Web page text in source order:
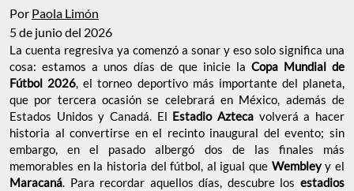
Por Paola Limón
5 de junio del 2026
La cuenta regresiva ya comenzó a sonar y eso solo significa una
cosa: estamos a unos días de que inicie la Copa Mundial de
Fútbol 2026, el torneo deportivo más importante del planeta,
que por tercera ocasión se celebrará en México, además de
Estados Unidos y Canadá. El Estadio Azteca volverá a hacer
historia al convertirse en el recinto inaugural del evento; sin
embargo, en el pasado albergó dos de las finales más
memorables en la historia del fútbol, al igual que Wembleyy el
Maracaná. Para recordar aquellos días, descubre los estadios